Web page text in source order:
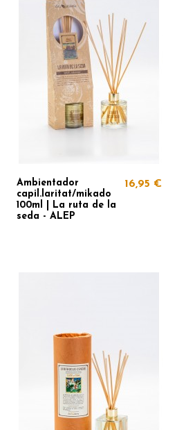
Ambientador
capil.laritat/mikado
100ml | La ruta de la
seda - ALEP
16,95 €